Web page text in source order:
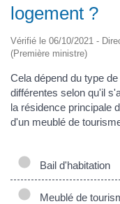
logement ?
Vérifié le 06/10/2021 -
(Première ministre)
Cela dépend du type
différentes selon qu'il
la résidence principale
d'un meublé de
Bail d'habitation
Meublé de